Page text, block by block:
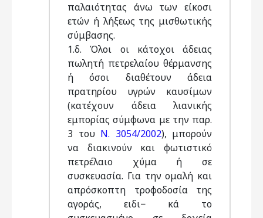
παλαιότητας άνω των είκοσι
ετών ή λήξεως της μισθωτικής
σύμβασης.
1.δ. Όλοι οι κάτοχοι άδειας
πωλητή πετρελαίου θέρμανσης
ή όσοι διαθέτουν άδεια
πρατηρίου υγρών καυσίμων
(κατέχουν άδεια λιανικής
εμπορίας σύμφωνα με την παρ.
3 του Ν. 3054/2002), μπορούν
να διακινούν και φωτιστικό
πετρέλαιο χύμα ή σε
συσκευασία. Για την ομαλή και
απρόσκοπτη τροφοδοσία της
αγοράς, ειδι− κά το